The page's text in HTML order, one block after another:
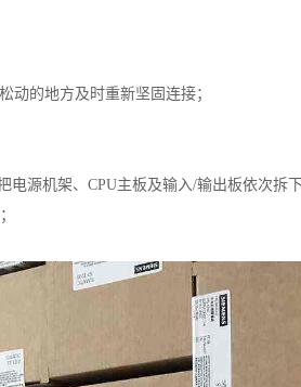
动的地方及时重新坚固连接；
电源机架、CPU主板及输入/输出板依次拆